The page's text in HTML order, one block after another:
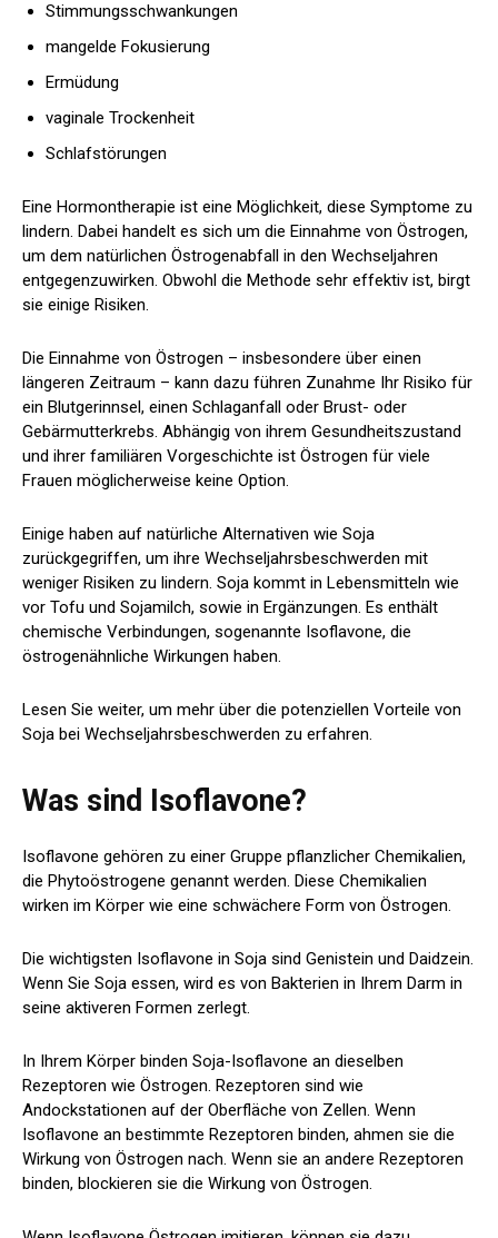
Stimmungsschwankungen
mangelde Fokusierung
Ermüdung
vaginale Trockenheit
Schlafstörungen
Eine Hormontherapie ist eine Möglichkeit, diese Symptome zu
lindern. Dabei handelt es sich um die Einnahme von Östrogen,
um dem natürlichen Östrogenabfall in den Wechseljahren
entgegenzuwirken. Obwohl die Methode sehr effektiv ist, birgt
sie einige Risiken.
Die Einnahme von Östrogen – insbesondere über einen
längeren Zeitraum – kann dazu führen Zunahme Ihr Risiko für
ein Blutgerinnsel, einen Schlaganfall oder Brust- oder
Gebärmutterkrebs. Abhängig von ihrem Gesundheitszustand
und ihrer familiären Vorgeschichte ist Östrogen für viele
Frauen möglicherweise keine Option.
Einige haben auf natürliche Alternativen wie Soja
zurückgegriffen, um ihre Wechseljahrsbeschwerden mit
weniger Risiken zu lindern. Soja kommt in Lebensmitteln wie
vor Tofu und Sojamilch, sowie in Ergänzungen. Es enthält
chemische Verbindungen, sogenannte Isoflavone, die
östrogenähnliche Wirkungen haben.
Lesen Sie weiter, um mehr über die potenziellen Vorteile von
Soja bei Wechseljahrsbeschwerden zu erfahren.
Was sind Isoflavone?
Isoflavone gehören zu einer Gruppe pflanzlicher Chemikalien,
die Phytoöstrogene genannt werden. Diese Chemikalien
wirken im Körper wie eine schwächere Form von Östrogen.
Die wichtigsten Isoflavone in Soja sind Genistein und Daidzein.
Wenn Sie Soja essen, wird es von Bakterien in Ihrem Darm in
seine aktiveren Formen zerlegt.
In Ihrem Körper binden Soja-Isoflavone an dieselben
Rezeptoren wie Östrogen. Rezeptoren sind wie
Andockstationen auf der Oberfläche von Zellen. Wenn
Isoflavone an bestimmte Rezeptoren binden, ahmen sie die
Wirkung von Östrogen nach. Wenn sie an andere Rezeptoren
binden, blockieren sie die Wirkung von Östrogen.